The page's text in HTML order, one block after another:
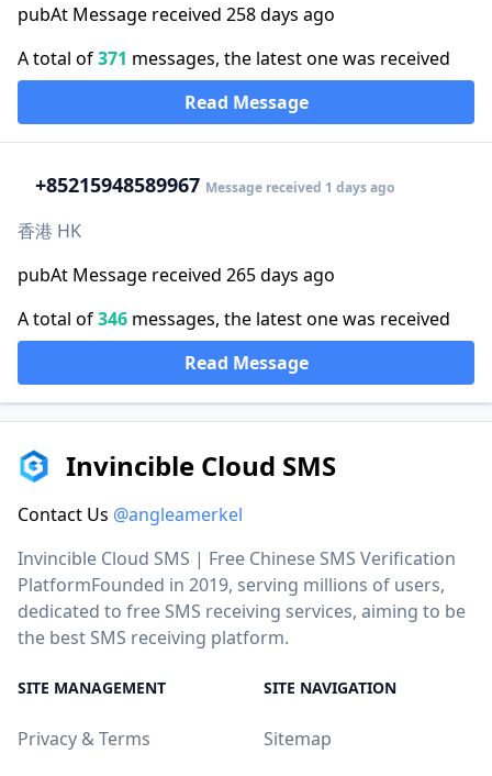
pubAt Message received 258 days ago
A total of371 messages, the latest one was received
Read Message
+85215948589967 Message received 1 days ago
香港 HK
pubAt Message received 265 days ago
A total of346 messages, the latest one was received
Read Message
Invincible Cloud SMS
Contact Us @angleamerkel
Invincible Cloud SMS | Free Chinese SMS Verification
PlatformFounded in 2019, serving millions of users,
dedicated to free SMS receiving services, aiming to be
the best SMS receiving platform.
SITE MANAGEMENT
Privacy & Terms
SITE NAVIGATION
Sitemap